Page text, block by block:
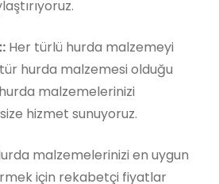
Her türlü hurda malzemeyi
tür hurda malzemesi olduğu
malzemelerinizi
hizmet sunuyoruz.
malzemelerinizi en uygun
için rekabetçi fiyatlar